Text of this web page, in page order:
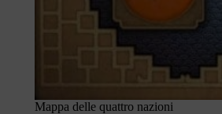
Mappa delle quattro nazioni